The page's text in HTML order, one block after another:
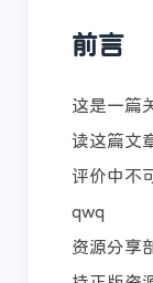
前言
这是一篇
读这篇文
评价中不
qwq
资源分享